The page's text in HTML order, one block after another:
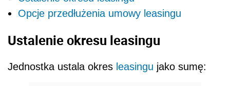
Opcje przedłużenia umowy leasingu
Ustalenie okresu leasingu
Jednostka ustala okres leasingu jako sumę: